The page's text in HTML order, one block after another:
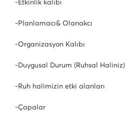
-Etkinlik kalıbı
-Planlamacı& Olanakcı
-Organizasyon Kalıbı
-Duygusal Durum (Ruhsal Haliniz)
-Ruh halimizin etki alanları
-Çapalar